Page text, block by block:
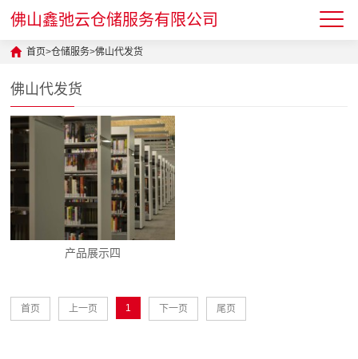
佛山鑫弛云仓储服务有限公司
首页>仓储服务>佛山代发货
佛山代发货
产品展示四
首页 上一页 1 下一页 尾页